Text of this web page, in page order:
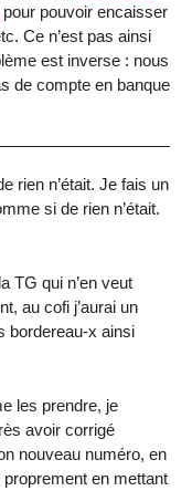
pour pouvoir encaisser
Ce n’est pas ainsi
est inverse : nous
de compte en banque
rien n’était. Je fais un
si de rien n’était.
TG qui n’en veut
au cofi j’aurai un
bordereau-x ainsi
les prendre, je
avoir corrigé
nouveau numéro, en
en mettant